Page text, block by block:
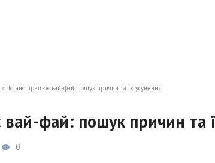
» Погано працює вай-фай: пошук причин та їх усунення
фай: пошук причин та
0